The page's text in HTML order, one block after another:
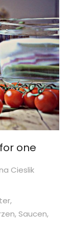
one
Cieslik
,
, Saucen,